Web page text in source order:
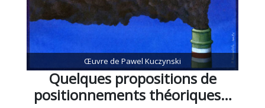
Œuvre de Pawel Kuczynski
Quelques propositions de
positionnements théoriques…